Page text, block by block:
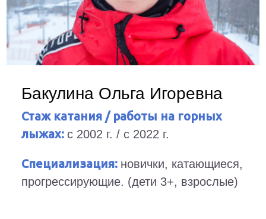
Бакулина Ольга Игоревна
Стаж катания / работы на горных
лыжах:с 2002 г. / с 2022 г.
Специализация: новички, катающиеся,
прогрессирующие. (дети 3+, взрослые)